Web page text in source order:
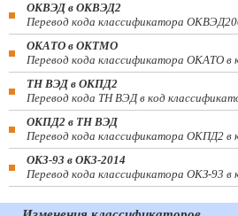
ОКВЭД в ОКВЭД2
Перевод кода классификатора
ОКАТО в ОКТМО
Перевод кода классификатора ОКАТО
ТН ВЭД в ОКПД2
Перевод кода ТН ВЭД в код
ОКПД2 в ТН ВЭД
Перевод кода классификатора ОКПД2 в
ОКЗ-93 в ОКЗ-2014
Перевод кода классификатора ОКЗ-93 в